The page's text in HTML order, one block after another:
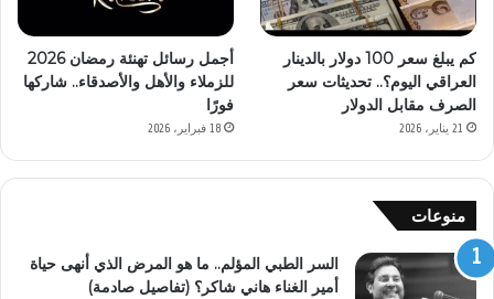
كم يبلغ سعر 100 دولار بالدينار
العراقي اليوم؟.. تحديثات سعر
الصرف مقابل الدولار
21 يناير، 2026
أجمل رسائل تهنئة رمضان 2026
للزملاء والأهل والأصدقاء.. شاركها
فورًا
18 فبراير، 2026
منوعات
السر الطبي المؤلم.. ما هو المرض الذي أنهى حياة
أمير الغناء هاني شاكر؟ (تفاصيل صادمة)